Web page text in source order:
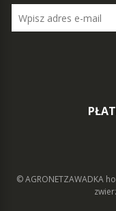
© AGRONETZAWADKA